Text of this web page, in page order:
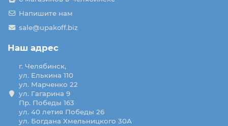
Напишите нам
sale@upakoff.biz
Наш адрес
г. Челябинск,
ул. Елькина 110
ул. Марченко 22
ул. Гагарина 9
Пр. Победы 163
ул. 40 летия Победы 26
ул. Богдана Хмельницкого 30А